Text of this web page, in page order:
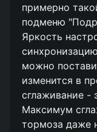
примерно
подменю
Яркость
можно
изменится в
сглаживание -
Максимум
тормоза даже